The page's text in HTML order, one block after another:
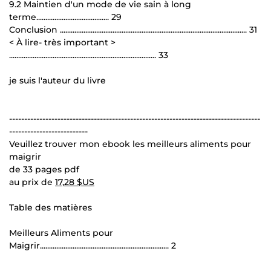
9.2 Maintien d'un mode de vie sain à long
terme........................................ 29
Conclusion ....................................................................................................... 31
< À lire- très important >
................................................................................. 33
je suis l'auteur du livre
-----------------------------------------------------------------------------------
--------------------------
Veuillez trouver mon ebook les meilleurs aliments pour
maigrir
de 33 pages pdf
au prix de 17,28 $US
Table des matières
Meilleurs Aliments pour
Maigrir....................................................................... 2